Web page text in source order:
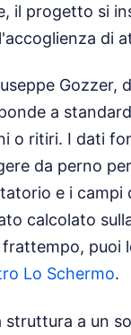
il progetto si
di
a
o ritiri. I dati
da perno
e i campi
calcolato
frattempo, puoi
Lo Schermo.
struttura a un